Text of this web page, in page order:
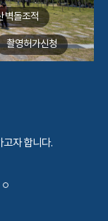
벽돌조적
촬영허가신청
자 합니다.